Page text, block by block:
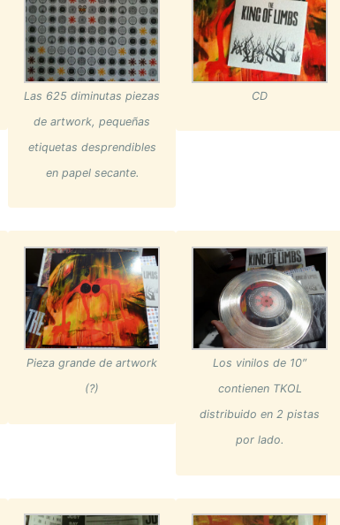
Las 625 diminutas piezas
de artwork, pequeñas
etiquetas desprendibles
en papel secante.
CD
Pieza grande de artwork
(?)
Los vinilos de 10″
contienen TKOL
distribuido en 2 pistas
por lado.